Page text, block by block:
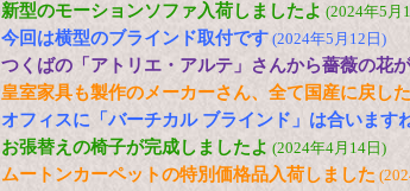
新型のモーションソファ入荷しましたよ (2024年5月
今回は横型のブラインド取付です (2024年5月12日)
つくばの「アトリエ・アルテ」さんから薔薇の花
皇室家具も製作のメーカーさん、全て国産に戻し
オフィスに「バーチカル ブラインド」は合います
お張替えの椅子が完成しましたよ (2024年4月14日)
ムートンカーペットの特別価格品入荷しました